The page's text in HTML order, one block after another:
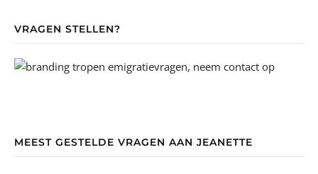
VRAGEN STELLEN?
MEEST GESTELDE VRAGEN AAN JEANETTE